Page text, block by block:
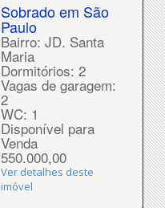
Sobrado em São
Paulo
Bairro: JD. Santa
Maria
Dormitórios: 2
Vagas de garagem:
2
WC: 1
Disponível para
Venda
550.000,00
Ver detalhes deste
imóvel